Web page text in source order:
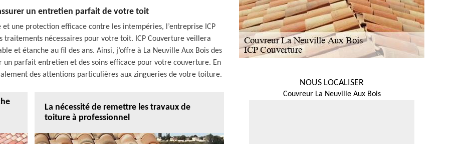
un entretien parfait de votre toit
une protection efficace contre les intempéries, l’entreprise ICP
traitements nécessaires pour votre toit. ICP Couverture veillera
et étanche au fil des ans. Ainsi, j’offre à La Neuville Aux Bois des
parfait entretien et des soins efficace pour votre couverture. En
des attentions particulières aux zingueries de votre toiture.
La nécessité de remettre les travaux de
toiture à professionnel
NOUS LOCALISER
Couvreur La Neuville Aux Bois